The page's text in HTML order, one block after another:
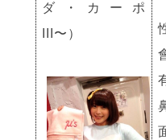
ダ・カーポ
III〜）